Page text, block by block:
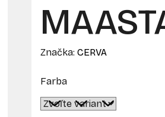
Značka: CERVA
Farba